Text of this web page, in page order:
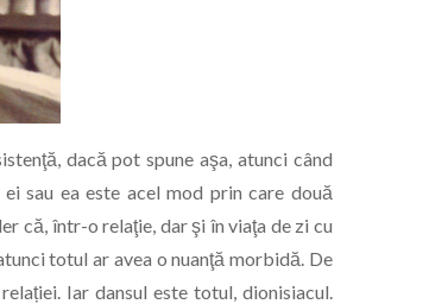
dacă pot spune aşa, atunci când
sau ea este acel mod prin care două
că, într-o relaţie, dar şi în viaţa de zi cu
totul ar avea o nuanţă morbidă. De
Iar dansul este totul, dionisiacul.